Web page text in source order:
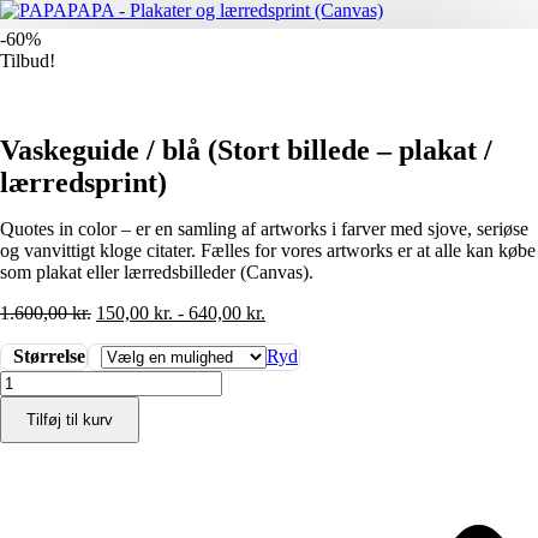
-60%
Tilbud!
Vaskeguide / blå (Stort billede – plakat /
lærredsprint)
Quotes in color – er en samling af artworks i farver med sjove, seriøse
og vanvittigt kloge citater. Fælles for vores artworks er at alle kan købe
som plakat eller lærredsbilleder (Canvas).
1.600,00kr. 150,00 kr. - 640,00 kr.
Størrelse
Ryd
Vaskeguide
/
(Stort
Tilføj til kurv